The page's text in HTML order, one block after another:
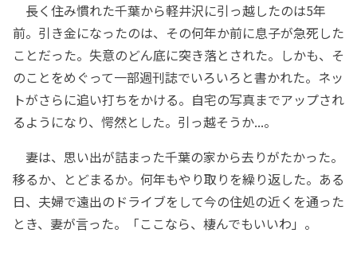
長く住み慣れた千葉から軽井沢に引っ越したのは5年
前。引き金になったのは、その何年か前に息子が急死した
ことだった。失意のどん底に突き落とされた。しかも、そ
のことをめぐって一部週刊誌でいろいろと書かれた。ネッ
トがさらに追い打ちをかける。自宅の写真までアップされ
るようになり、愕然とした。引っ越そうか...。
妻は、思い出が詰まった千葉の家から去りがたかった。
移るか、とどまるか。何年もやり取りを繰り返した。ある
日、夫婦で遠出のドライブをして今の住処の近くを通った
とき、妻が言った。「ここなら、棲んでもいいわ」。